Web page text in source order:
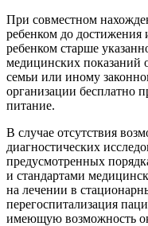
При совместном
ребенком до достижения
ребенком старше
медицинских показаний
семьи или иному
организации бесплатно
питание.
В случае отсутствия
диагностических
предусмотренных
и стандартами
на лечении в
перегоспитализация
имеющую возможность